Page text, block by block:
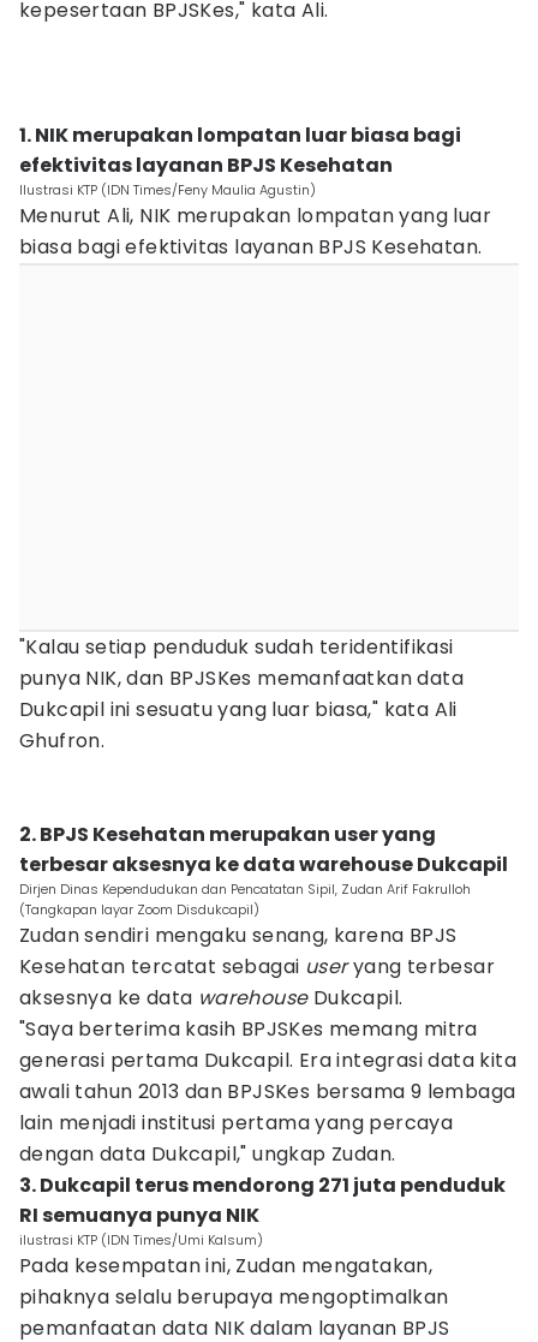
kepesertaan BPJSKes," kata Ali.
1. NIK merupakan lompatan luar biasa bagi
efektivitas layanan BPJS Kesehatan
Ilustrasi KTP (IDN Times/Feny Maulia Agustin)
Menurut Ali, NIK merupakan lompatan yang luar
biasa bagi efektivitas layanan BPJS Kesehatan.
"Kalau setiap penduduk sudah teridentifikasi
punya NIK, dan BPJSKes memanfaatkan data
Dukcapil ini sesuatu yang luar biasa," kata Ali
Ghufron.
2. BPJS Kesehatan merupakan user yang
terbesar aksesnya ke data warehouse Dukcapil
Dirjen Dinas Kependudukan dan Pencatatan Sipil, Zudan Arif Fakrulloh
(Tangkapan layar Zoom Disdukcapil)
Zudan sendiri mengaku senang, karena BPJS
Kesehatan tercatat sebagai useryang terbesar
aksesnya ke data warehouseDukcapil.
"Saya berterima kasih BPJSKes memang mitra
generasi pertama Dukcapil. Era integrasi data kita
awali tahun 2013 dan BPJSKes bersama 9 lembaga
lain menjadi institusi pertama yang percaya
dengan data Dukcapil," ungkap Zudan.
3. Dukcapil terus mendorong 271 juta penduduk
RI semuanya punya NIK
ilustrasi KTP (IDN Times/Umi Kalsum)
Pada kesempatan ini, Zudan mengatakan,
pihaknya selalu berupaya mengoptimalkan
pemanfaatan data NIK dalam layanan BPJS